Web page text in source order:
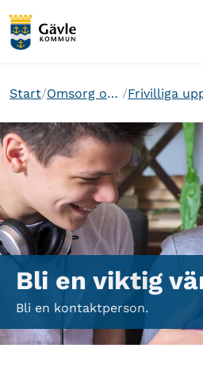
Start Omsorg och stöd
Bli en viktig
Bli en kontaktperson.